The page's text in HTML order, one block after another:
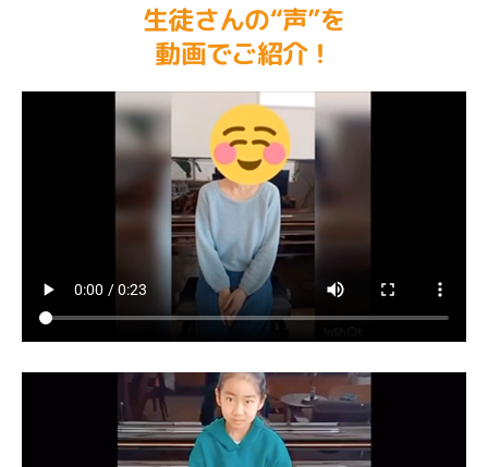
生徒さんの“声”を
動画でご紹介！